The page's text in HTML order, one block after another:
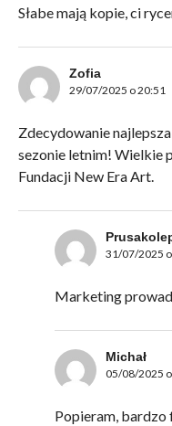
Słabe mają kopie, ci
Zofia
29/07/2025 o 20:51
Zdecydowanie
sezonie letnim! Wielkie
Fundacji New Era Art.
31/07/2025
Marketing
Michał
05/08/2025
Popieram,